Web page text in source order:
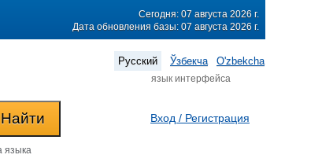
Сегодня: 07 августа 2026 г.
Дата обновления базы: 07 августа 2026 г.
Русский Ўзбекча O'zbekcha
язык интерфейса
языка
Вход / Регистрация